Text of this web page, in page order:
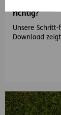
Autounfall –
richtig?
Unsere
Download